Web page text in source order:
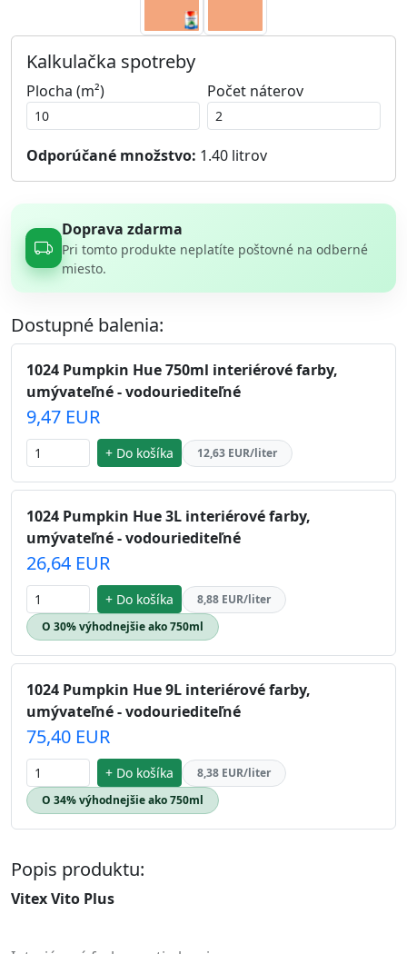
Kalkulačka spotreby
Plocha (m²) Počet náterov
Odporúčané množstvo: 1.40 litrov
Doprava zdarma
Pri tomto produkte neplatíte poštovné na odberné
miesto.
Dostupné balenia:
1024 Pumpkin Hue 750ml interiérové farby,
umývateľné - vodouriediteľné
9,47 EUR
+ Do košíka 12,63 EUR/liter
1024 Pumpkin Hue 3L interiérové farby,
umývateľné - vodouriediteľné
26,64 EUR
+ Do košíka
8,88 EUR/liter
O 30% výhodnejšie ako 750ml
1024 Pumpkin Hue 9L interiérové farby,
umývateľné - vodouriediteľné
75,40 EUR
+ Do košíka
8,38 EUR/liter
O 34% výhodnejšie ako 750ml
Popis produktu:
Vitex Vito Plus